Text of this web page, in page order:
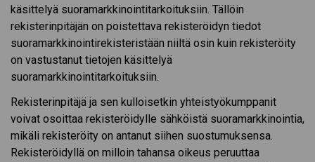
käsittelyä suoramarkkinointitarkoituksiin. Tällöin
rekisterinpitäjän on poistettava rekisteröidyn tiedot
suoramarkkinointirekisteristään niiltä osin kuin rekisteröity
on vastustanut tietojen käsittelyä
suoramarkkinointitarkoituksiin.
Rekisterinpitäjä ja sen kulloisetkin yhteistyökumppanit
voivat osoittaa rekisteröidylle sähköistä suoramarkkinointia,
mikäli rekisteröity on antanut siihen suostumuksensa.
Rekisteröidyllä on milloin tahansa oikeus peruuttaa